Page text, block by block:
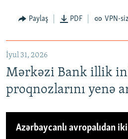
Paylaş PDF VPN-
İyul 31, 2026
Mərkəzi Bank illik
proqnozlarını yenə